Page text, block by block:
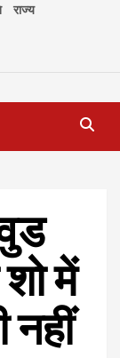
राज्य
में
नहीं